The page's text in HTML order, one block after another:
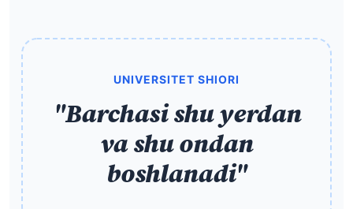
UNIVERSITET SHIORI
"Barchasi shu yerdan
va shu ondan
boshlanadi"